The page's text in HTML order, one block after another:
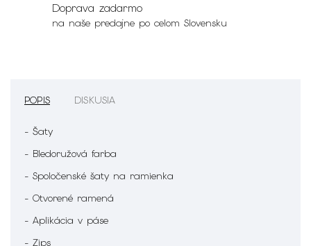
Doprava zadarmo
na naše predajne po celom Slovensku
POPIS DISKUSIA
- Šaty
- Bledoružová farba
- Spoločenské šaty na ramienka
- Otvorené ramená
- Aplikácia v páse
- Zips